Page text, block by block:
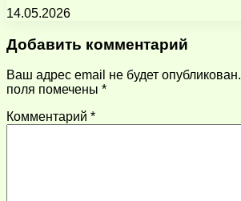
14.05.2026
Добавить комментарий
Ваш адрес email не будет опубликован.
поля помечены *
Комментарий *